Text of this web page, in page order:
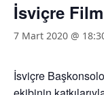
İsviçre
7 Mart 2020 @
İsviçre